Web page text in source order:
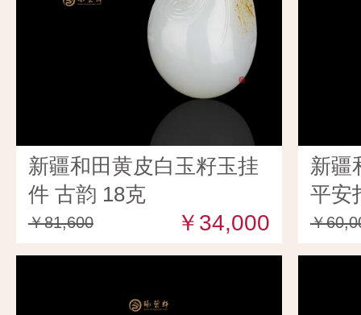
新疆和田黄皮白玉籽玉挂
件 古韵 18克
￥81,600 ￥34,000
新疆
平安
￥